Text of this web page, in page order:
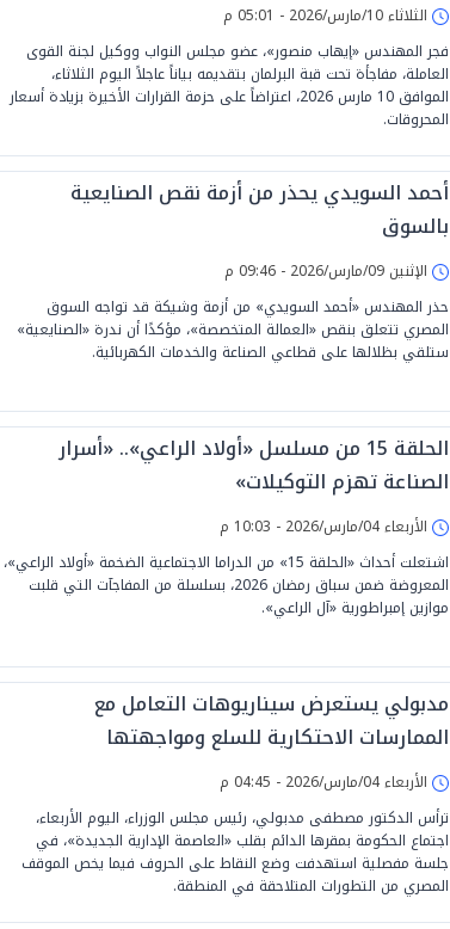
الثلاثاء 10/مارس/2026 - 05:01 م
فجر المهندس «إيهاب منصور»، عضو مجلس النواب ووكيل لجنة القوى
العاملة، مفاجأة تحت قبة البرلمان بتقديمه بياناً عاجلاً اليوم الثلاثاء،
الموافق 10 مارس 2026، اعتراضاً على حزمة القرارات الأخيرة بزيادة أسعار
المحروقات.
أحمد السويدي يحذر من أزمة نقص الصنايعية
بالسوق
الإثنين 09/مارس/2026 - 09:46 م
حذر المهندس «أحمد السويدي» من أزمة وشيكة قد تواجه السوق
المصري تتعلق بنقص «العمالة المتخصصة»، مؤكدًا أن ندرة «الصنايعية»
ستلقي بظلالها على قطاعي الصناعة والخدمات الكهربائية.
الحلقة 15 من مسلسل «أولاد الراعي».. «أسرار
الصناعة تهزم التوكيلات»
الأربعاء 04/مارس/2026 - 10:03 م
اشتعلت أحداث «الحلقة 15» من الدراما الاجتماعية الضخمة «أولاد الراعي»،
المعروضة ضمن سباق رمضان 2026، بسلسلة من المفاجآت التي قلبت
موازين إمبراطورية «آل الراعي».
مدبولي يستعرض سيناريوهات التعامل مع
الممارسات الاحتكارية للسلع ومواجهتها
الأربعاء 04/مارس/2026 - 04:45 م
ترأس الدكتور مصطفى مدبولي، رئيس مجلس الوزراء، اليوم الأربعاء،
اجتماع الحكومة بمقرها الدائم بقلب «العاصمة الإدارية الجديدة»، في
جلسة مفصلية استهدفت وضع النقاط على الحروف فيما يخص الموقف
المصري من التطورات المتلاحقة في المنطقة.